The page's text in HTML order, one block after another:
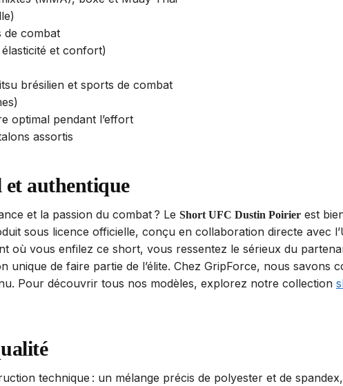
combat
et confort)
brésilien et sports de combat
optimal pendant l’effort
assortis
authentique
et la passion du combat ? Le Short UFC Dustin Poirierest
sous licence officielle, conçu en collaboration directe avec
où vous enfilez ce short, vous ressentez le sérieux du
unique de faire partie de l’élite. Chez GripForce, nous savons
Pour découvrir tous nos modèles, explorez notre collection
technique : un mélange précis de polyester et de